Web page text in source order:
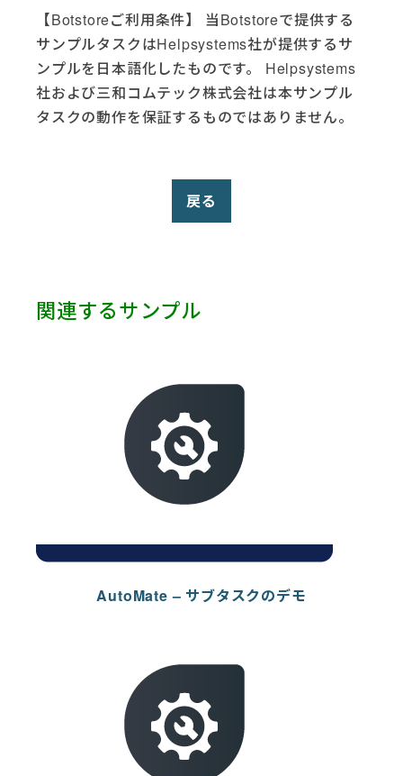
【Botstoreご利用条件】 当Botstoreで提供する
サンプルタスクはHelpsystems社が提供するサ
ンプルを日本語化したものです。 Helpsystems
社および三和コムテック株式会社は本サンプル
タスクの動作を保証するものではありません。
戻る
関連するサンプル
AutoMate – サブタスクのデモ
Microsoft Excel (13)
Microsoft Office (7)
Microsoft SQL Server (2)
Microsoft Teams (1)
Microsoft Windows (5)
Opsgenie (3)
Telegram (1)
Web Services (2)
Zendesk (3)